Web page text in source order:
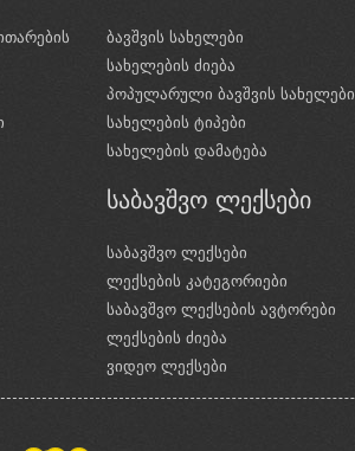
ბავშვის სახელები
სახელების ძიება
პოპულარული ბავშვის სახელები
სახელების ტიპები
სახელების დამატება
საბავშვო ლექსები
საბავშვო ლექსები
ლექსების კატეგორიები
საბავშვო ლექსების ავტორები
ლექსების ძიება
ვიდეო ლექსები